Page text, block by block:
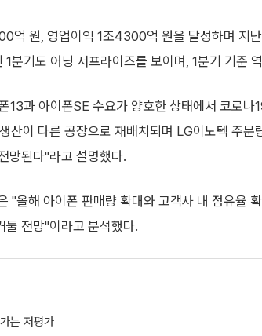
억 원, 영업이익 1조4300억 원을 달성하며 지
분기도 어닝 서프라이즈를 보이며, 1분기 기준
13과 아이폰SE 수요가 양호한 상태에서 코로나
산이 다른 공장으로 재배치되며 LG이노텍 주문
망된다"라고 설명했다.
"올해 아이폰 판매량 확대와 고객사 내 점유율
둘 전망"이라고 분석했다.
는 저평가